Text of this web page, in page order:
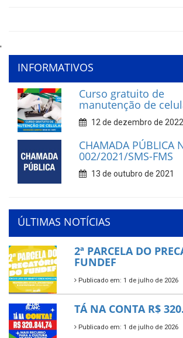
'
INFORMATIVOS
Curso gratuito de
manutenção de
12 de dezembro de 2022
CHAMADA PÚBLICA
002/2021/SMS-FMS
13 de outubro de 2021
ÚLTIMAS NOTÍCIAS
2ª PARCELA DO
FUNDEF
Publicado em: 1 de julho de 2026
TÁ NA CONTA R$
Publicado em: 1 de julho de 2026